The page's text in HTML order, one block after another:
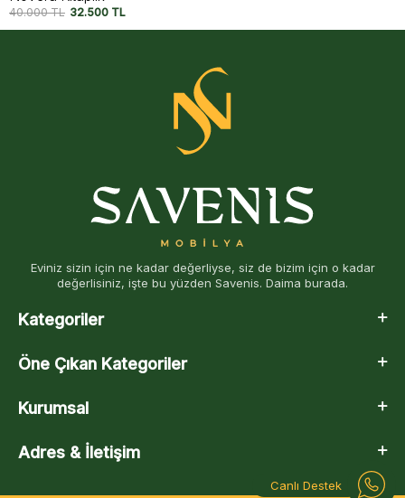
Canlı Destek
39.950 TL 32.750
Eviniz sizin için ne kadar değerliyse, siz de bizim için o kadar
değerlisiniz, işte bu yüzden Savenis. Daima burada.
Kategoriler
Öne Çıkan Kategoriler
Kurumsal
Adres & İletişim